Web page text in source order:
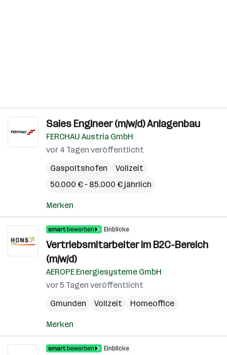
Sales Engineer (m/w/d) Anlagenbau
FERCHAU Austria GmbH
vor 4 Tagen veröffentlicht
Gaspoltshofen
Vollzeit
50.000 € – 85.000 € jährlich
Merken
Einblicke
Vertriebsmitarbeiter im B2C-Bereich
(m/w/d)
AEROPE Energiesysteme GmbH
vor 5 Tagen veröffentlicht
Gmunden
Vollzeit Homeoffice
Merken
Einblicke